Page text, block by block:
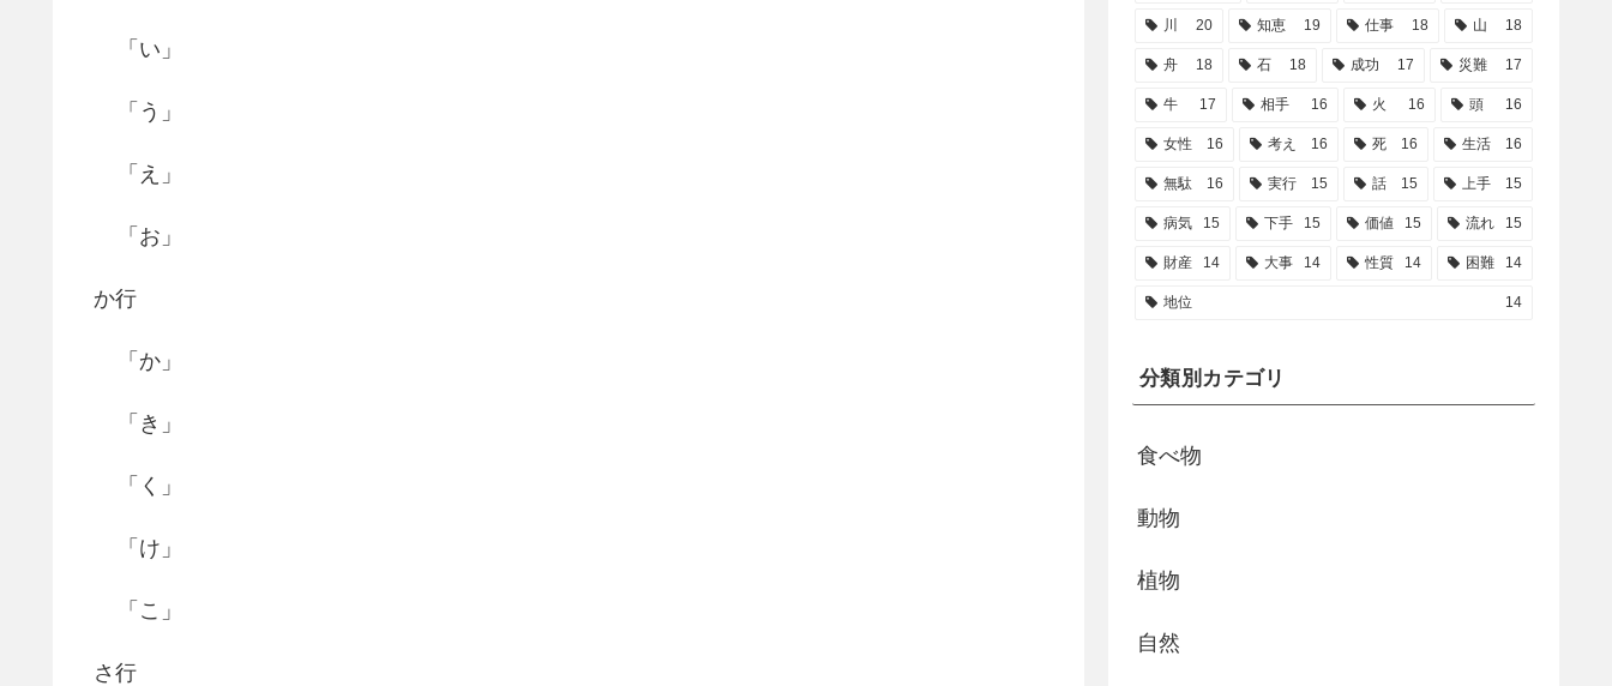
「い」
「う」
「え」
「お」
か行
「か」
「き」
「く」
「け」
「こ」
さ行
川 20 知恵 19 仕事 18 山 18
舟 18 石 18 成功 17 災難 17
牛 17 相手 16 火 16 頭 16
女性 16 考え 16 死 16 生活 16
無駄 16 実行 15 話 15 上手 15
病気 15 下手 15 価値 15 流れ 15
財産 14 大事 14 性質 14 困難 14
地位 14
分類別カテゴリ
食べ物
動物
植物
自然